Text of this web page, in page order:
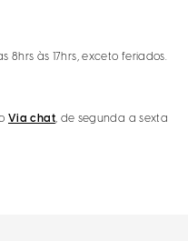
8hrs às 17hrs, exceto feriados.
Via chat, de segunda a sexta